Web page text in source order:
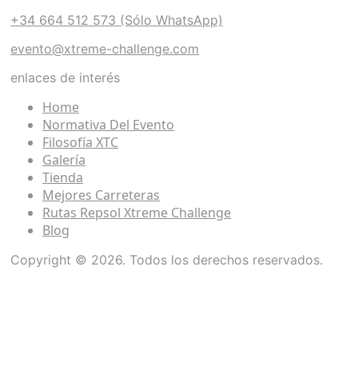
+34 664 512 573 (Sólo WhatsApp)
evento@xtreme-challenge.com
enlaces de interés
Home
Normativa Del Evento
Filosofía XTC
Galería
Tienda
Mejores Carreteras
Rutas Repsol Xtreme Challenge
Blog
Copyright © 2026. Todos los derechos reservados.